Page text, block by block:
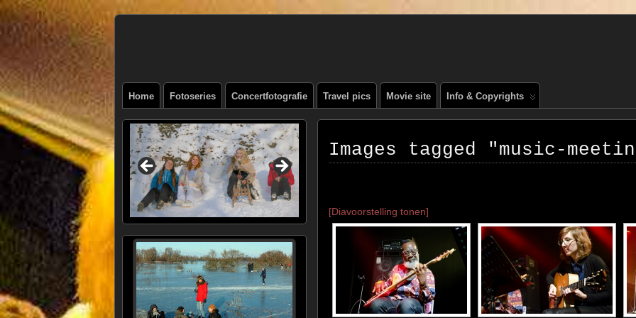
Beenen
Home Fotoseries Concertfotografie Travel pics Movie site Info & Copyrights
Images tagged "music-
[Diavoorstelling tonen]